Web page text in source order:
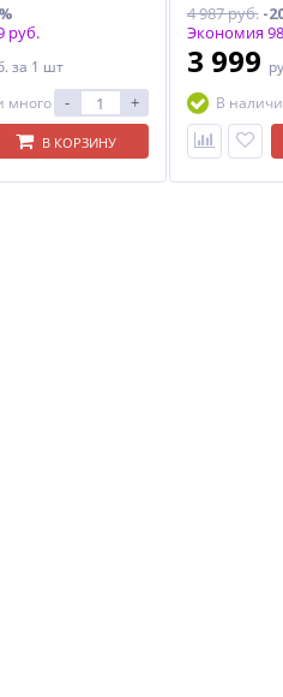
руб.
за 1 шт
много
- +
В КОРЗИНУ
4 987 руб.-
Экономия
3 999
В